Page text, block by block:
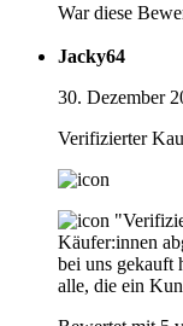
War diese
Jacky64
30. Dezember
Verifizierter
Käufer:innen
bei uns gekauft
alle, die ein